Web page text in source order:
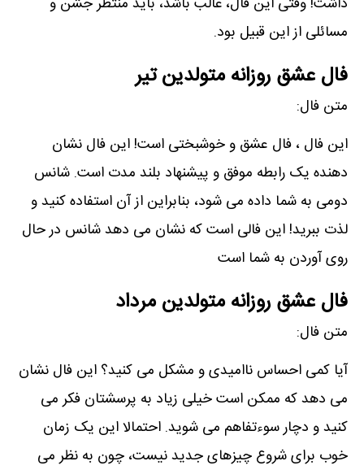
مسائلی از این قبیل بود.
فال عشق روزانه متولدین تیر
متن فال:
این فال ، فال عشق و خوشبختی است! این فال نشان
دھنده یک رابطه موفق و پیشنھاد بلند مدت است. شانس
دومی به شما داده می شود، بنابراین از آن استفاده کنید و
لذت ببرید! این فالی است که نشان می دھد شانس در حال
روی آوردن به شما است
فال عشق روزانه متولدین مرداد
متن فال:
آیا کمی احساس ناامیدی و مشکل می کنید؟ این فال نشان
می دھد که ممکن است خیلی زیاد به پرسشتان فکر می
کنید و دچار سوءتفاھم می شوید. احتمالا این یک زمان
خوب برای شروع چیزھای جدید نیست، چون به نظر می